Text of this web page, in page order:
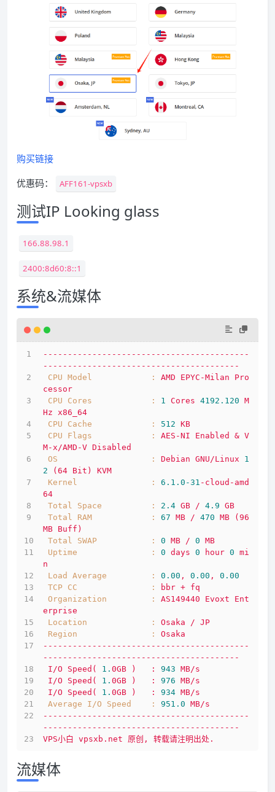
购买链接
优惠码：
AFF161-vpsxb
测试IP Looking glass
166.88.98.1
2400:8d60:8::1
系统&流媒体
------------------------------------------
----------------------------------------
CPU Model            :
AMD EPYC-Milan
Pro
cessor
CPU Cores            :
1 Cores 4192.120 M
Hz
x86_64
CPU Cache            :
512 KB
CPU Flags            :
AES-NI Enabled & V
M-x/AMD-V Disabled
OS                   :
Debian GNU/Linux
1
2
(64 Bit)
KVM
Kernel               :
6.1 .0 -31 -cloud-amd
64
Total Space          :
2.4 GB / 4.9 GB
Total RAM            :
67 MB / 470 MB
(96
MB Buff)
Total SWAP           :
0 MB / 0 MB
Uptime               :
0 days 0 hour 0 mi
n
Load Average         :
0.00 , 0.00 ,
0.00
TCP CC               :
bbr + fq
Organization         :
AS149440 Evoxt
Ent
erprise
Location             :
Osaka / JP
Region               :
Osaka
------------------------------------------
----------------------------------------
I/O
Speed( 1. 0GB ) : 943 MB/s
I/O
Speed( 1. 0GB ) : 976 MB/s
I/O
Speed( 1. 0GB ) : 934 MB/s
Average I/O Speed    :
951.0 MB/s
------------------------------------------
----------------------------------------
VPS小白 vpsxb.net 原创, 转载请注明出处.
流媒体